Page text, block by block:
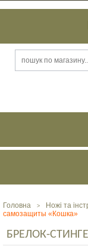
Головна > Ножі та
самозащиты «Кошка»
БРЕЛОК-